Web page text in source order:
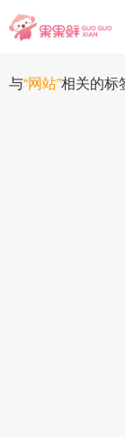
与“网站”相关的标